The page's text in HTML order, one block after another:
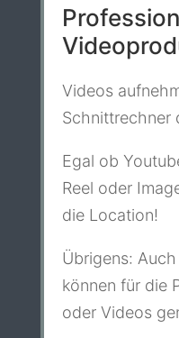
Videos
Schnittrechner
Egal ob
Reel oder
die Location!
Übrigens:
können für die
oder Videos